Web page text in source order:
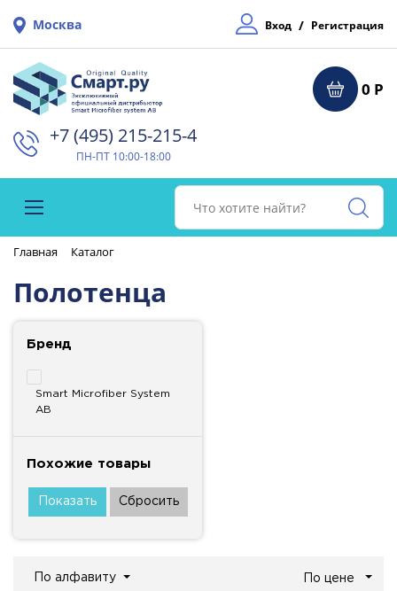
Москва Вход / Регистрация
0 Р
+7 (495) 215-215-4⁠
ПН-ПТ 10:00-18:00
Главная Каталог
Полотенца
Бренд
Smart Microfiber System
AB
Похожие товары
По алфавиту По цене